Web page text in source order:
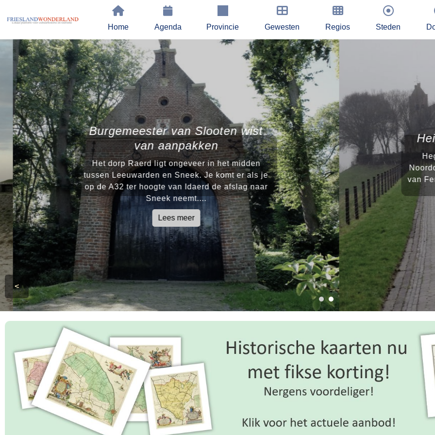
Home Agenda Provincie Gewesten Regios Steden
Burgemeester van Slooten wist
van aanpakken
Het dorp Raerd ligt ongeveer in het midden
tussen Leeuwarden en Sneek. Je komt er als je
op de A32 ter hoogte van Idaerd de afslag naar
Sneek neemt....
Lees meer
van
<